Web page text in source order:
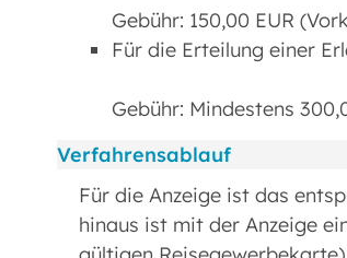
Gebühr: 150,00 EUR
Für die Erteilung einer
Gebühr: Mindestens
Verfahrensablauf
Für die Anzeige ist das
hinaus ist mit der Anzeige